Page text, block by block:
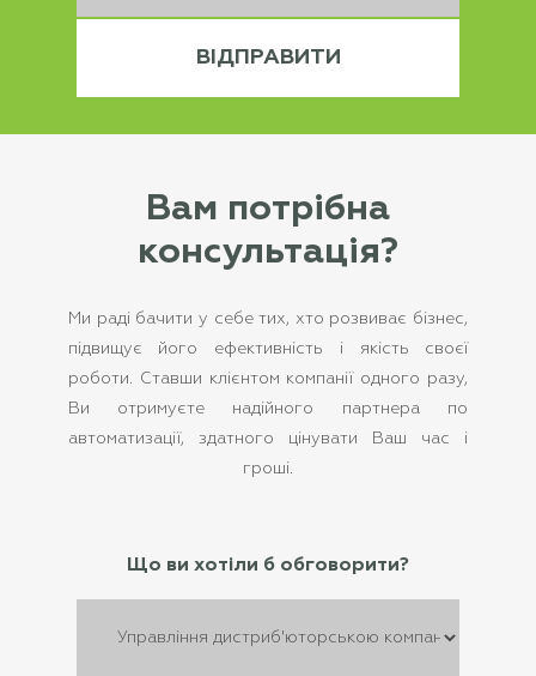
Вам потрібна
консультація?
Ми раді бачити у себе тих, хто розвиває бізнес,
підвищує його ефективність і якість своєї
роботи. Ставши клієнтом компанії одного разу,
Ви отримуєте надійного партнера по
автоматизації, здатного цінувати Ваш час і
гроші.
Що ви хотіли б обговорити?